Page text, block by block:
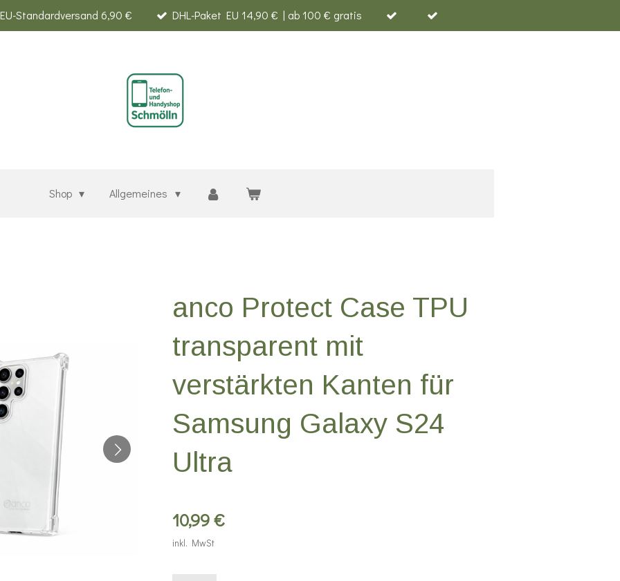
EU-Standardversand 6,90 € DHL-Paket EU 14,90 € | ab 100 € gratis
Shop Allgemeines
anco Protect Case TPU
transparent mit
verstärkten Kanten für
Samsung Galaxy S24
Ultra
10,99 €
inkl. MwSt